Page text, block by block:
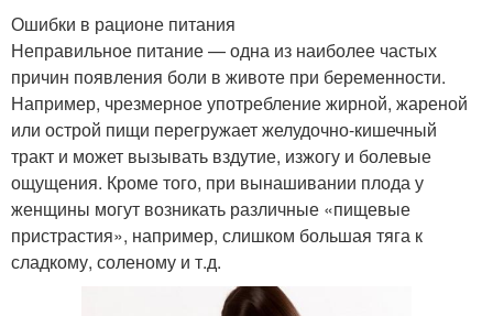
Ошибки в рационе питания
Неправильное питание — одна из наиболее частых
причин появления боли в животе при беременности.
Например, чрезмерное употребление жирной, жареной
или острой пищи перегружает желудочно-кишечный
тракт и может вызывать вздутие, изжогу и болевые
ощущения. Кроме того, при вынашивании плода у
женщины могут возникать различные «пищевые
пристрастия», например, слишком большая тяга к
сладкому, соленому и т.д.